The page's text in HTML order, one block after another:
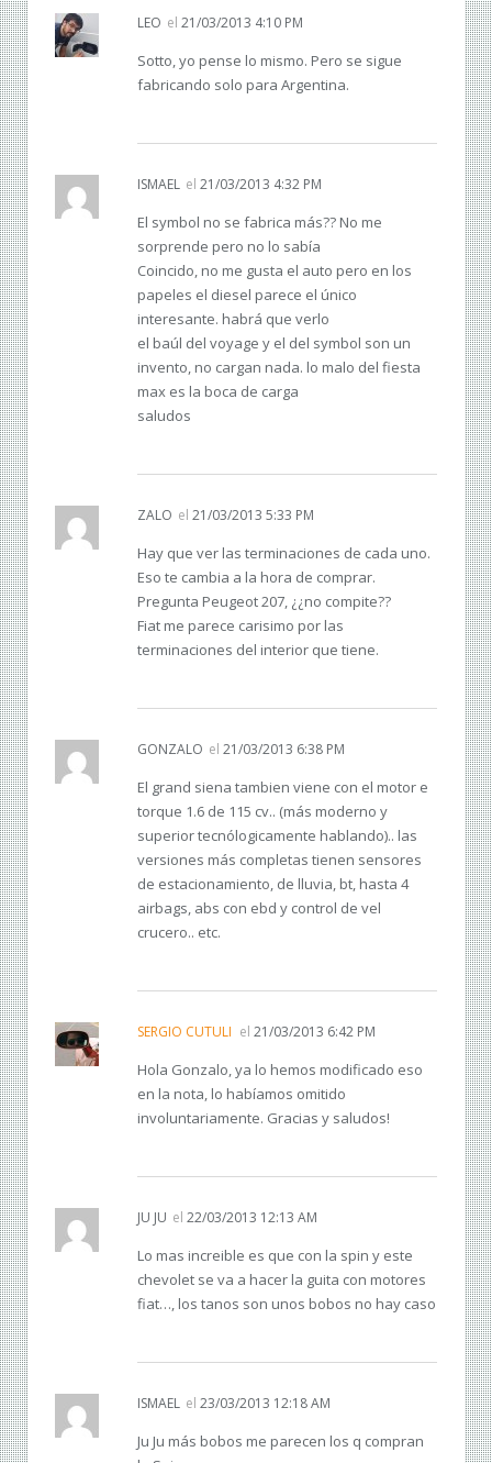
LEO el 21/03/2013 4:10 PM
Sotto, yo pense lo mismo. Pero se sigue
fabricando solo para Argentina.
ISMAEL el 21/03/2013 4:32 PM
El symbol no se fabrica más?? No me
sorprende pero no lo sabía
Coincido, no me gusta el auto pero en los
papeles el diesel parece el único
interesante. habrá que verlo
el baúl del voyage y el del symbol son un
invento, no cargan nada. lo malo del fiesta
max es la boca de carga
saludos
ZALO el 21/03/2013 5:33 PM
Hay que ver las terminaciones de cada uno.
Eso te cambia a la hora de comprar.
Pregunta Peugeot 207, ¿¿no compite??
Fiat me parece carisimo por las
terminaciones del interior que tiene.
GONZALO el 21/03/2013 6:38 PM
El grand siena tambien viene con el motor e
torque 1.6 de 115 cv.. (más moderno y
superior tecnólogicamente hablando).. las
versiones más completas tienen sensores
de estacionamiento, de lluvia, bt, hasta 4
airbags, abs con ebd y control de vel
crucero.. etc.
SERGIO CUTULI el 21/03/2013 6:42 PM
Hola Gonzalo, ya lo hemos modificado eso
en la nota, lo habíamos omitido
involuntariamente. Gracias y saludos!
JU JU el 22/03/2013 12:13 AM
Lo mas increible es que con la spin y este
chevolet se va a hacer la guita con motores
fiat…, los tanos son unos bobos no hay caso
ISMAEL el 23/03/2013 12:18 AM
Ju Ju más bobos me parecen los q compran